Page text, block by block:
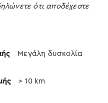
Μεγάλη δυσκολία
> 10 km
ότι αποδέχεστε